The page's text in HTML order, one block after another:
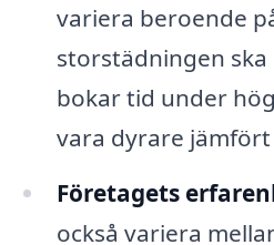
variera beroende
storstädningen
bokar tid under
vara dyrare
Företagets
också variera